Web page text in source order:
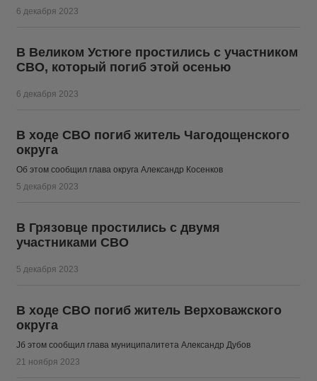
6 декабря 2023
В Великом Устюге простились с участником
СВО, который погиб этой осенью
6 декабря 2023
В ходе СВО погиб житель Чагодощенского
округа
Об этом сообщил глава округа Александр Косенков
5 декабря 2023
В Грязовце простились с двумя
участниками СВО
5 декабря 2023
В ходе СВО погиб житель Верховажского
округа
Jб этом сообщил глава муниципалитета Александр Дубов
21 ноября 2023